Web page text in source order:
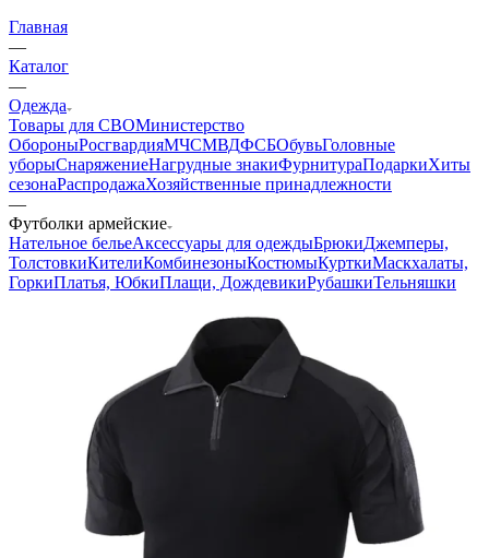
Главная
—
Каталог
—
Одежда
Товары для СВОМинистерство
ОбороныРосгвардияМЧСМВДФСБОбувьГоловные
уборыСнаряжениеНагрудные знакиФурнитураПодаркиХиты
сезонаРаспродажаХозяйственные принадлежности
—
Футболки армейские
Нательное бельеАксессуары для одеждыБрюкиДжемперы,
ТолстовкиКителиКомбинезоныКостюмыКурткиМаскхалаты,
ГоркиПлатья, ЮбкиПлащи, ДождевикиРубашкиТельняшки